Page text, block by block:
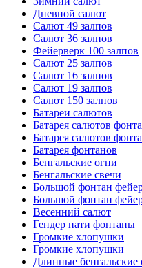
Дневной салют
Салют 49 залпов
Салют 36 залпов
Фейерверк 100 залпов
Салют 25 залпов
Салют 16 залпов
Салют 19 залпов
Салют 150 залпов
Батареи салютов
Батарея салютов
Батарея салютов
Батарея фонтанов
Бенгальские огни
Бенгальские свечи
Большой фонтан
Большой фонтан
Весенний салют
Гендер пати фонтаны
Громкие хлопушки
Громкие хлопушки
Длинные бенгальские